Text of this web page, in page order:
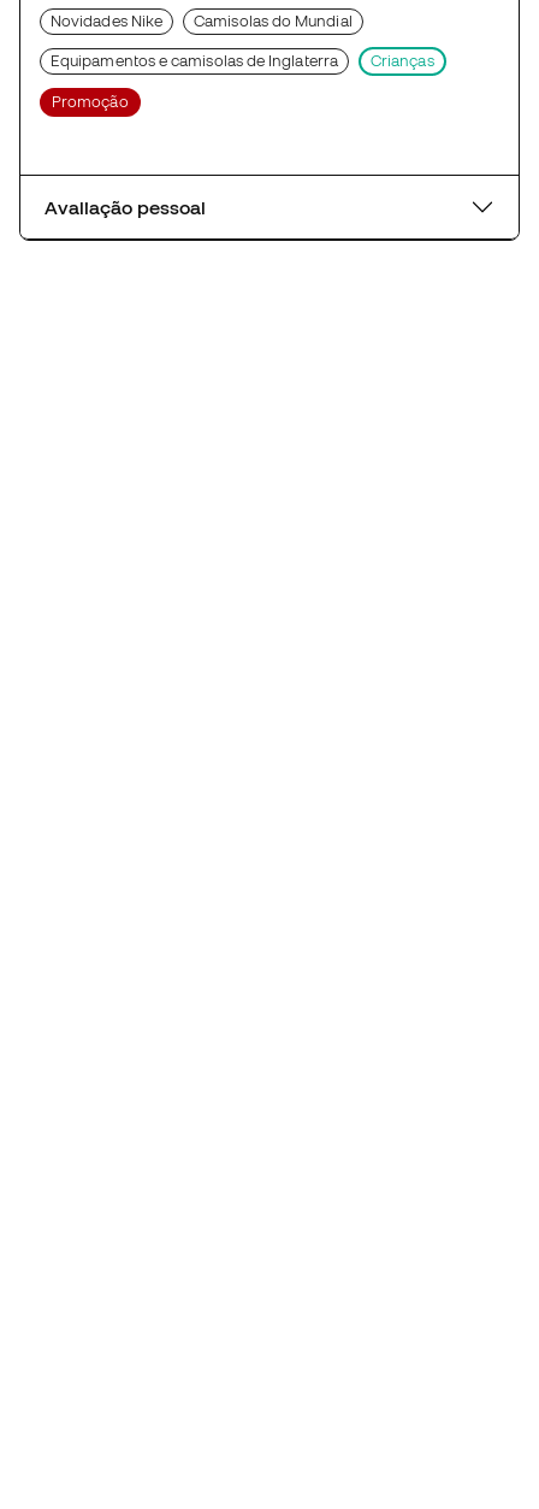
Novidades Nike Camisolas do Mundial
Equipamentos e camisolas de Inglaterra Crianças
Promoção
Avaliação pessoal